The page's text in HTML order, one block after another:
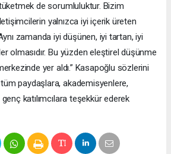
de sorumluluktur. Bizim
yalnızca iyi içerik üreten
zamanda iyi düşünen, iyi tartan, iyi
olmasıdır. Bu yüzden eleştirel düşünme
yer aldı.” Kasapoğlu sözlerini
paydaşlara, akademisyenlere,
katılımcılara teşekkür ederek